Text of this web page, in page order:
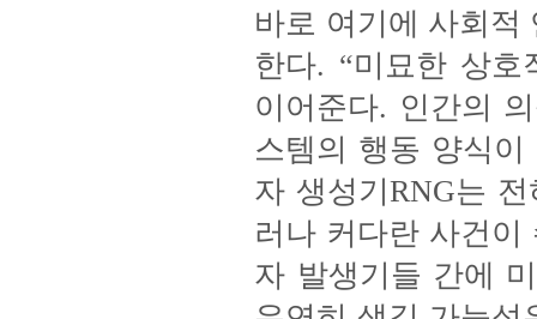
바로 여기에 사회적
한다. “미묘한 상
이어준다. 인간의
스템의 행동 양식
자 생성기RNG는
러나 커다란 사건
자 발생기들 간에